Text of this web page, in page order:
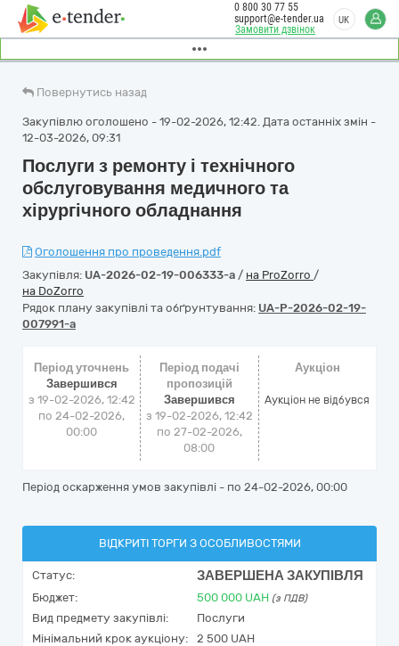
Замовити дзвінок
0 800 30 77 55
support@e-tender.ua
UK
Повернутись назад
Закупівлю оголошено - 19-02-2026, 12:42. Дата останніх змін -
12-03-2026, 09:31
Послуги з ремонту і технічного
обслуговування медичного та
хірургічного обладнання
Оголошення про проведення.pdf
Закупівля: UA-2026-02-19-006333-a / на ProZorro /
на DoZorro
Рядок плану закупівлі та обґрунтування: UA-P-2026-02-19-
007991-a
Період уточнень
Завершився
з 19-02-2026, 12:42
по 24-02-2026,
00:00
Період подачі
пропозицій
Завершився
з 19-02-2026, 12:42
по 27-02-2026,
08:00
Аукціон
Аукціон не відбувся
Період оскарження умов закупівлі - по 24-02-2026, 00:00
ВІДКРИТІ ТОРГИ З ОСОБЛИВОСТЯМИ
Статус: ЗАВЕРШЕНА ЗАКУПІВЛЯ
Бюджет: 500 000 UAH (з ПДВ)
Вид предмету закупівлі:
Послуги
Мінімальний крок аукціону:
2 500 UAH